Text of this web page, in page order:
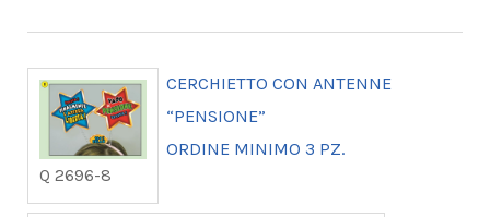
Q 2696-8
CERCHIETTO CON ANTENNE
“PENSIONE”
ORDINE MINIMO 3 PZ.